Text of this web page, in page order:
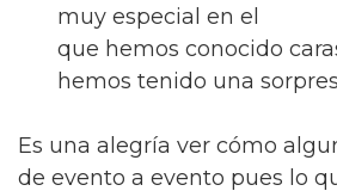
muy especial en el
que hemos conocido
hemos tenido una
Es una alegría ver cómo
de evento a evento pues lo